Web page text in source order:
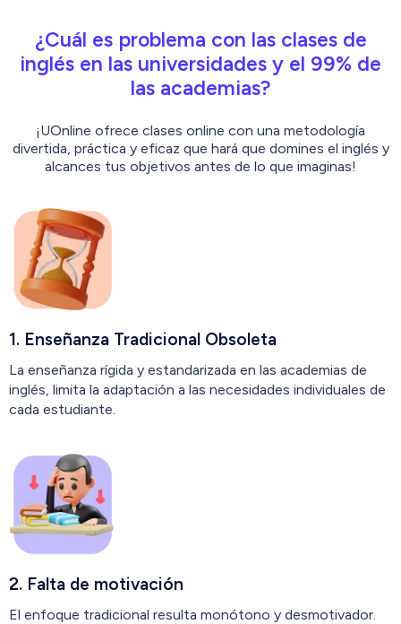
¿Cuál es problema con las clases de
inglés en las universidades y el 99% de
las academias?
¡UOnline ofrece clases online con una metodología
divertida, práctica y eficaz que hará que domines el inglés y
alcances tus objetivos antes de lo que imaginas!
1. Enseñanza Tradicional Obsoleta
La enseñanza rígida y estandarizada en las academias de
inglés, limita la adaptación a las necesidades individuales de
cada estudiante.
2. Falta de motivación
El enfoque tradicional resulta monótono y desmotivador.